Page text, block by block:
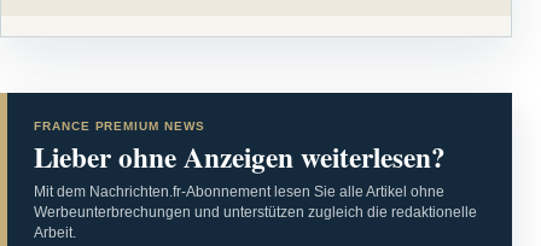
FRANCE PREMIUM NEWS
Lieber ohne Anzeigen weiterlesen?
Mit dem Nachrichten.fr-Abonnement lesen Sie alle Artikel ohne
Werbeunterbrechungen und unterstützen zugleich die redaktionelle
Arbeit.